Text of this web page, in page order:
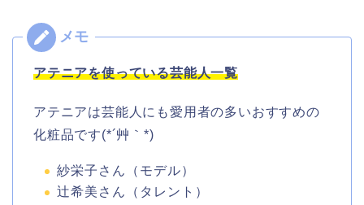
アテニアを使っている芸能人一覧
アテニアは芸能人にも愛用者の多いおすすめの
化粧品です(*´艸｀*)
紗栄子さん（モデル）
辻希美さん（タレント）